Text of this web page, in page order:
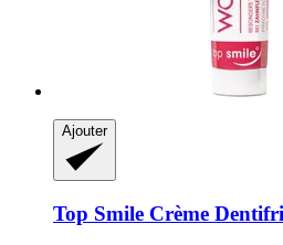
Ajouter
Top Smile Crème